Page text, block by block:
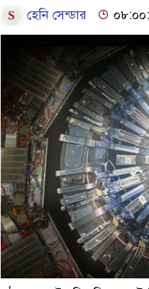
হেনি সেন্ডার